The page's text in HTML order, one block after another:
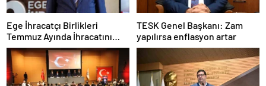
Ege İhracatçı Birlikleri
Temmuz Ayında İhracatını
Artırdı
TESK Genel Başkanı: Zam
yapılırsa enflasyon artar